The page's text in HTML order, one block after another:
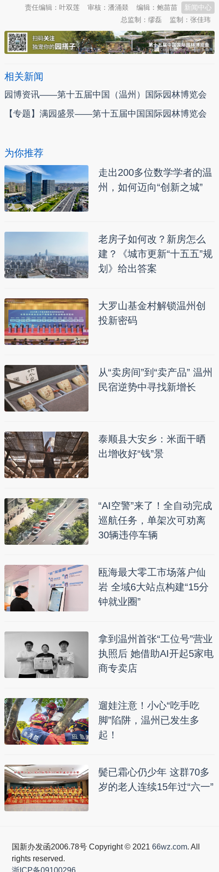
新闻中心
编辑：鲍苗苗
审核：潘涌燚
责任编辑：叶双莲
监制：张佳玮
总监制：缪磊
相关新闻
园博资讯——第十五届中国（温州）国际园林博览会
【专题】满园盛景——第十五届中国国际园林博览会
为你推荐
走出200多位数学学者的温
州，如何迈向“创新之城”
老房子如何改？新房怎么
建？《城市更新“十五五”规
划》给出答案
大罗山基金村解锁温州创
投新密码
从“卖房间”到“卖产品” 温州
民宿逆势中寻找新增长
泰顺县大安乡：米面干晒
出增收好“钱”景
“AI空警”来了！全自动完成
巡航任务，单架次可劝离
30辆违停车辆
瓯海最大零工市场落户仙
岩 全域6大站点构建“15分
钟就业圈”
拿到温州首张“工位号”营业
执照后 她借助AI开起5家电
商专卖店
遛娃注意！小心“吃手吃
脚”陷阱，温州已发生多
起！
鬓已霜心仍少年 这群70多
岁的老人连续15年过“六一”
国新办发函2006.78号 Copyright © 2021 66wz.com. All
rights reserved.